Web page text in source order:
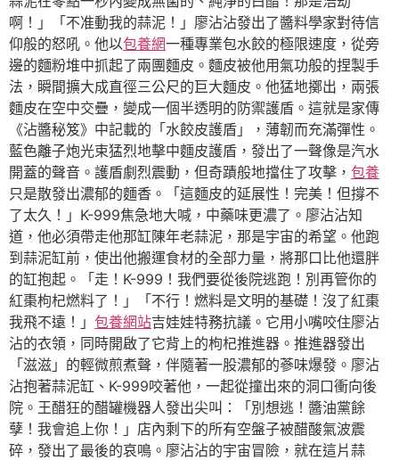
啊！」「不准動我的蒜泥！」廖沾沾發出了醬料學家對待信
仰般的怒吼。他以包養網一種專業包水餃的極限速度，從旁
邊的麵粉堆中抓起了兩團麵皮。麵皮被他用氣功般的捏製手
法，瞬間擴大成直徑三公尺的巨大麵皮。他猛地擲出，兩張
麵皮在空中交疊，變成一個半透明的防禦護盾。這就是家傳
《沾醬秘笈》中記載的「水餃皮護盾」，薄韌而充滿彈性。
藍色離子炮光束猛烈地擊中麵皮護盾，發出了一聲像是汽水
開蓋的聲音。護盾劇烈震動，但奇蹟般地擋住了攻擊， 包養
只是散發出濃郁的麵香。「這麵皮的延展性！完美！但撐不
了太久！」K-999焦急地大喊，中藥味更濃了。廖沾沾知
道，他必須帶走他那缸陳年老蒜泥，那是宇宙的希望。他跑
到蒜泥缸前，使出他搬運食材的全部力量，將那口比他還胖
的缸抱起。「走！K-999！我們要從後院逃跑！別再管你的
紅棗枸杞燃料了！」「不行！燃料是文明的基礎！沒了紅棗
我飛不遠！」 包養網站吉娃娃特務抗議。它用小嘴咬住廖沾
沾的衣領，同時開啟了它背上的枸杞推進器。推進器發出
「滋滋」的輕微煎煮聲，伴隨著一股濃郁的蔘味爆發。廖沾
沾抱著蒜泥缸、K-999咬著他，一起從撞出來的洞口衝向後
院。王醋狂的醋罐機器人發出尖叫：「別想逃！醬油黨餘
孽！我會追上你！」店內剩下的所有空盤子被醋酸氣波震
碎，發出了最後的哀鳴。廖沾沾的宇宙冒險，就在這片蒜